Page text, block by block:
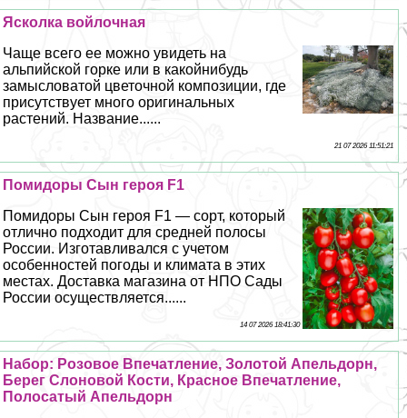
Ясколка войлочная
Чаще всего ее можно увидеть на
альпийской горке или в какойнибудь
замысловатой цветочной композиции, где
присутствует много оригинальных
растений. Название......
21 07 2026 11:51:21
Помидоры Сын героя F1
Помидоры Сын героя F1 — сорт, который
отлично подходит для средней полосы
России. Изготавливался с учетом
особенностей погоды и климата в этих
местах. Доставка магазина от НПО Сады
России осуществляется......
14 07 2026 18:41:30
Набор: Розовое Впечатление, Золотой Апельдорн,
Берег Слоновой Кости, Красное Впечатление,
Полосатый Апельдорн